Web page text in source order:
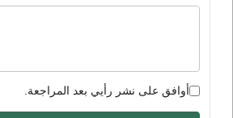
أوافق على نشر رأيي بعد المراجعة.